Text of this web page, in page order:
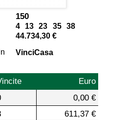
150
4 13 23 35 38
44.734,30 €
VinciCasa
Euro
0,00 €
611,37 €